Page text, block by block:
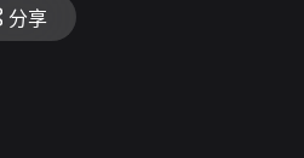
分享